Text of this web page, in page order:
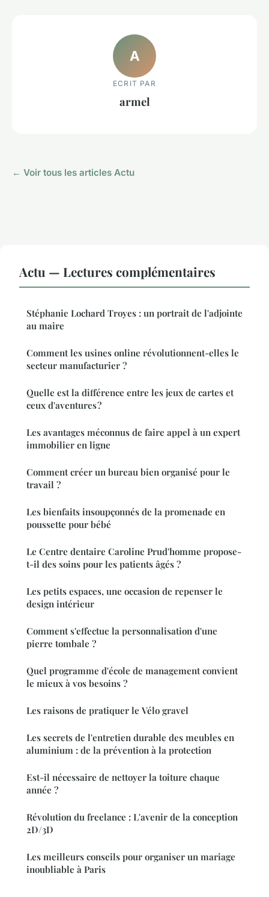
A
ECRIT PAR
armel
← Voir tous les articles Actu
Actu — Lectures complémentaires
Stéphanie Lochard Troyes : un portrait de l'adjointe
au maire
Comment les usines online révolutionnent-elles le
secteur manufacturier ?
Quelle est la différence entre les jeux de cartes et
ceux d'aventures ?
Les avantages méconnus de faire appel à un expert
immobilier en ligne
Comment créer un bureau bien organisé pour le
travail ?
Les bienfaits insoupçonnés de la promenade en
poussette pour bébé
Le Centre dentaire Caroline Prud'homme propose-
t-il des soins pour les patients âgés ?
Les petits espaces, une occasion de repenser le
design intérieur
Comment s'effectue la personnalisation d'une
pierre tombale ?
Quel programme d'école de management convient
le mieux à vos besoins ?
Les raisons de pratiquer le Vélo gravel
Les secrets de l'entretien durable des meubles en
aluminium : de la prévention à la protection
Est-il nécessaire de nettoyer la toiture chaque
année ?
Révolution du freelance : L'avenir de la conception
2D/3D
Les meilleurs conseils pour organiser un mariage
inoubliable à Paris